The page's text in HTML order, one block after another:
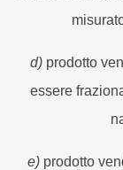
d)prodotto
essere
e) prodotto